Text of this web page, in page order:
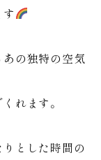
の独特の空気
れます。
とした時間の